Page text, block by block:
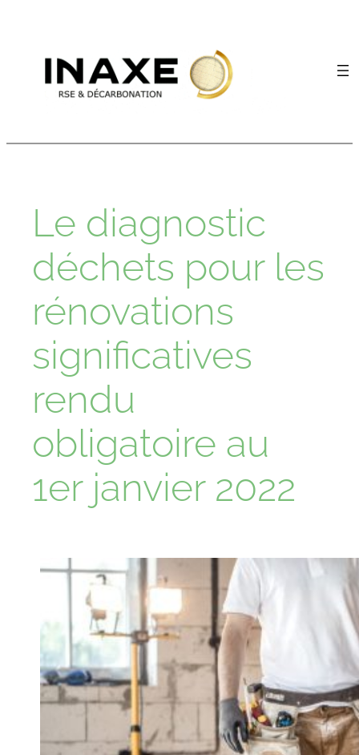
contenu
Le diagnostic
déchets pour les
rénovations
significatives
rendu
obligatoire au
1er janvier 2022